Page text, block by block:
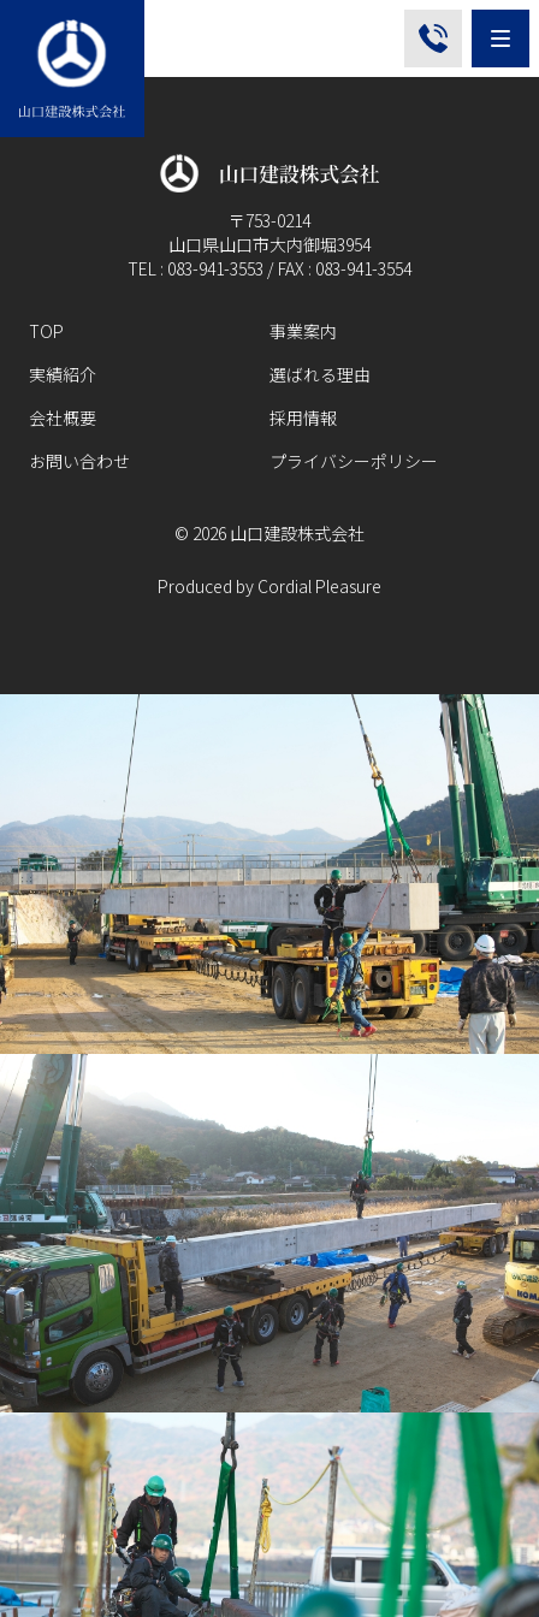
〒753-0214
山口県山口市大内御堀3954
TEL : 083-941-3553 / FAX : 083-941-3554
TOP
事業案内
実績紹介
選ばれる理由
会社概要
採用情報
お問い合わせ
プライバシーポリシー
© 2026 山口建設株式会社
Produced by Cordial Pleasure